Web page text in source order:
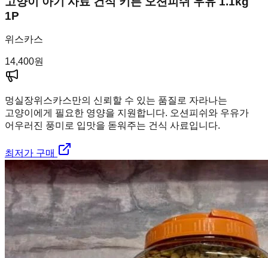
1P
위스카스
14,400원
멍실장위스카스만의 신뢰할 수 있는 품질로 자라나는
고양이에게 필요한 영양을 지원합니다. 오션피쉬와 우유가
어우러진 풍미로 입맛을 돋워주는 건식 사료입니다.
최저가 구매